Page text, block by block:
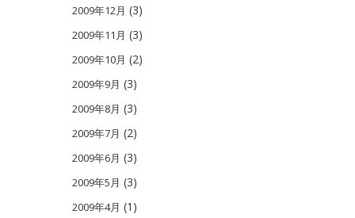
2009年12月 (3)
2009年11月 (3)
2009年10月 (2)
2009年9月 (3)
2009年8月 (3)
2009年7月 (2)
2009年6月 (3)
2009年5月 (3)
2009年4月 (1)